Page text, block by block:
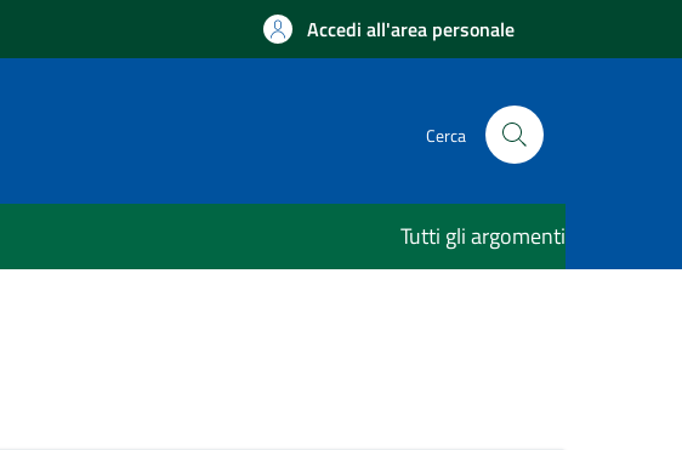
Accedi all'area personale
Cerca
Tutti gli argomenti